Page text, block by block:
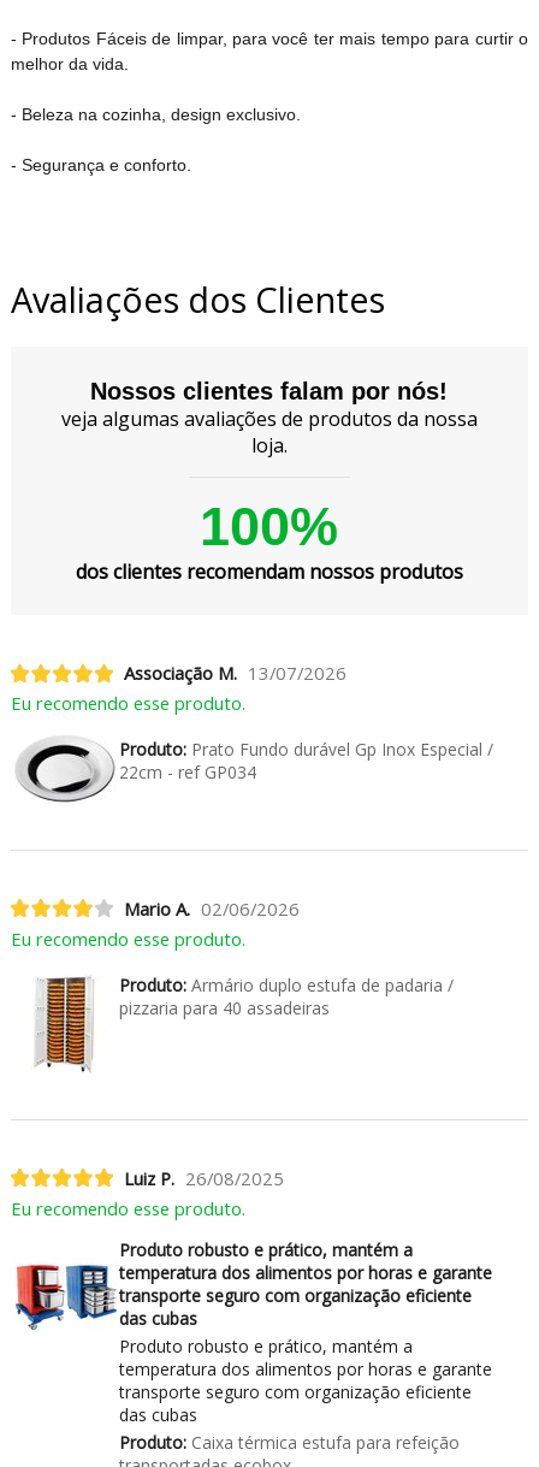
- Produtos Fáceis de limpar, para você ter mais tempo para curtir o
melhor da vida.
- Beleza na cozinha, design exclusivo.
- Segurança e conforto.
Avaliações dos Clientes
Nossos clientes falam por nós!
veja algumas avaliações de produtos da nossa
loja.
100%
dos clientes recomendam nossos produtos
Associação M. 13/07/2026
Eu recomendo esse produto.
Produto:Prato Fundo durável Gp Inox Especial /
22cm - ref GP034
Mario A. 02/06/2026
Eu recomendo esse produto.
Produto:Armário duplo estufa de padaria /
pizzaria para 40 assadeiras
Luiz P. 26/08/2025
Eu recomendo esse produto.
Produto robusto e prático, mantém a
temperatura dos alimentos por horas e garante
transporte seguro com organização eficiente
das cubas
Produto robusto e prático, mantém a
temperatura dos alimentos por horas e garante
transporte seguro com organização eficiente
das cubas
Produto:Caixa térmica estufa para refeição